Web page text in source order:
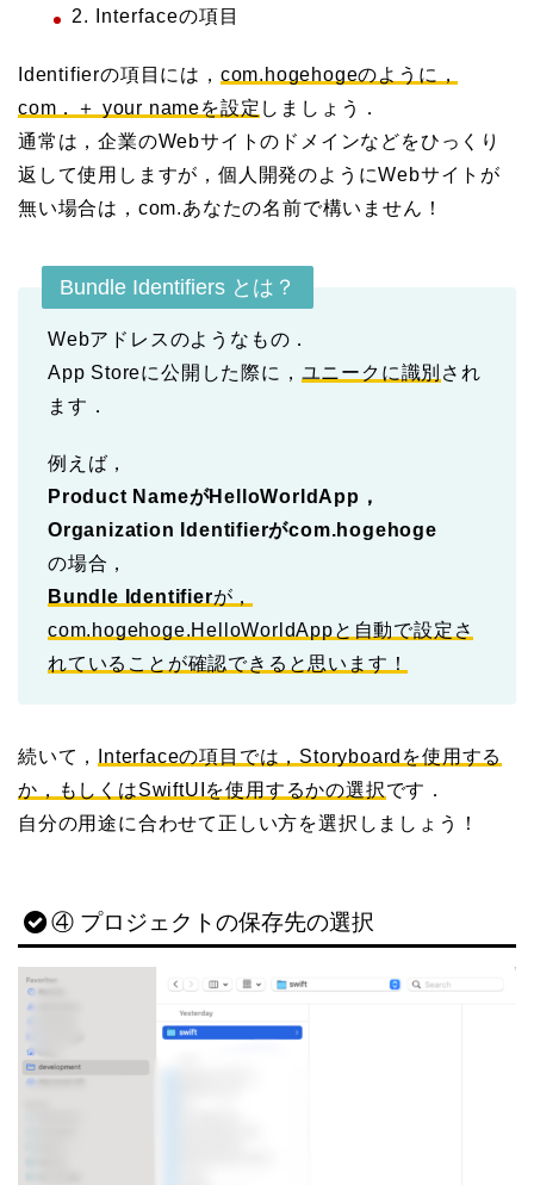
2. Interfaceの項目
Identifierの項目には， com.hogehogeのように，
com．＋ your nameを設定 しましょう．
通常は，企業のWebサイトのドメインなどをひっくり
返して使用しますが，個人開発のようにWebサイトが
無い場合は，com.あなたの名前で構いません！
Bundle Identifiers とは？
Webアドレスのようなもの．
App Storeに公開した際に， ユニークに識別 され
ます．
例えば，
Product NameがHelloWorldApp，
Organization Identifierがcom.hogehoge
の場合，
Bundle Identifierが，
com.hogehoge.HelloWorldAppと自動で設定さ
れていることが確認できると思います！
続いて，
Interfaceの項目では，Storyboardを使用する
か，もしくはSwiftUIを使用するかの選択です．
自分の用途に合わせて正しい方を選択しましょう！
④ プロジェクトの保存先の選択